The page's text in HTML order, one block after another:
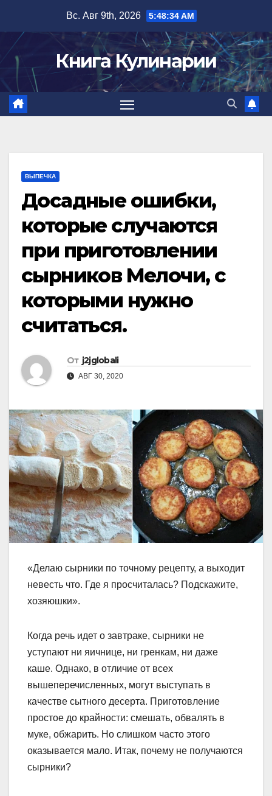
содержимому
Вс. Авг 9th, 2026 5:48:35 AM
Книга Кулинарии
ВЫПЕЧКА
Досадные ошибки,
которые случаются
при приготовлении
сырников Мелочи, с
которыми нужно
считаться.
От j2jglobali
АВГ 30, 2020
«Делаю сырники по точному рецепту, а выходит
невесть что. Где я просчиталась? Подскажите,
хозяюшки».
Когда речь идет о завтраке, сырники не
уступают ни яичнице, ни гренкам, ни даже
каше. Однако, в отличие от всех
вышеперечисленных, могут выступать в
качестве сытного десерта. Приготовление
простое до крайности: смешать, обвалять в
муке, обжарить. Но слишком часто этого
оказывается мало. Итак, почему не получаются
сырники?